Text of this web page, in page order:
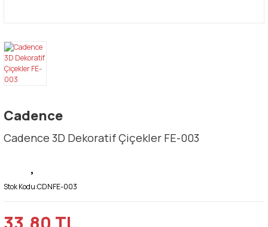
Cadence
Cadence 3D Dekoratif Çiçekler FE-003
Stok Kodu:CDNFE-003